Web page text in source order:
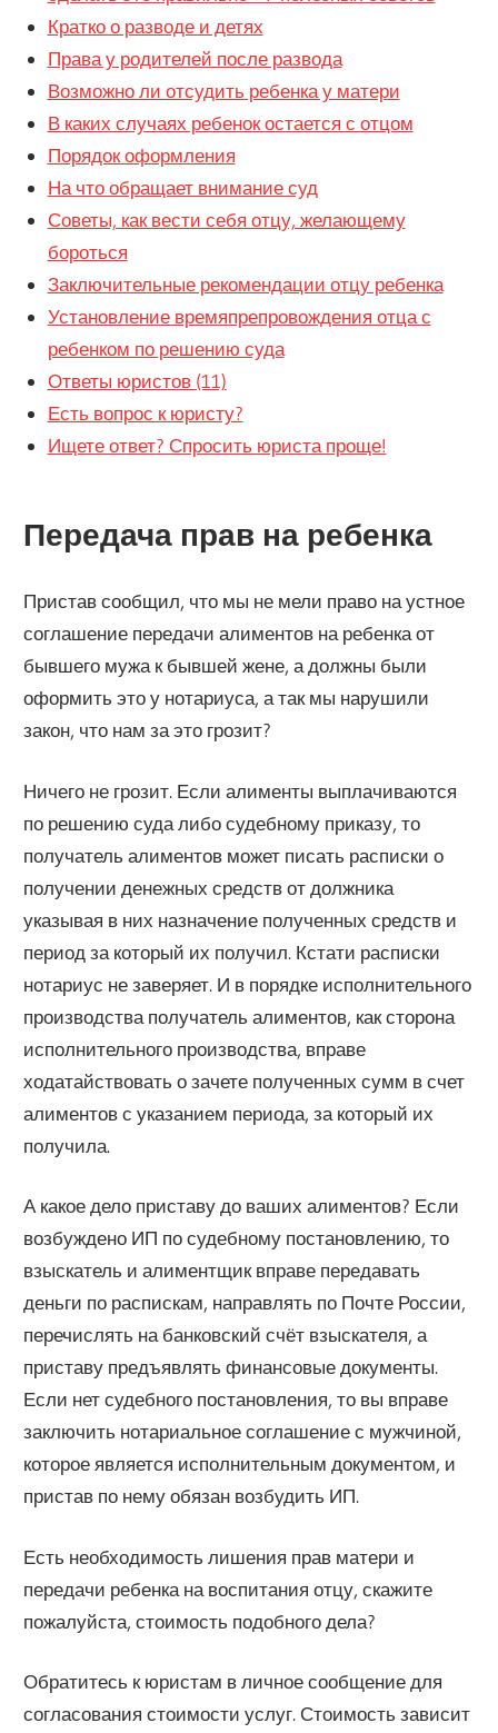
Кратко о разводе и детях
Права у родителей после развода
Возможно ли отсудить ребенка у матери
В каких случаях ребенок остается с отцом
Порядок оформления
На что обращает внимание суд
Советы, как вести себя отцу, желающему
бороться
Заключительные рекомендации отцу ребенка
Установление времяпрепровождения отца с
ребенком по решению суда
Ответы юристов (11)
Есть вопрос к юристу?
Ищете ответ? Спросить юриста проще!
Передача прав на ребенка
Пристав сообщил, что мы не мели право на устное
соглашение передачи алиментов на ребенка от
бывшего мужа к бывшей жене, а должны были
оформить это у нотариуса, а так мы нарушили
закон, что нам за это грозит?
Ничего не грозит. Если алименты выплачиваются
по решению суда либо судебному приказу, то
получатель алиментов может писать расписки о
получении денежных средств от должника
указывая в них назначение полученных средств и
период за который их получил. Кстати расписки
нотариус не заверяет. И в порядке исполнительного
производства получатель алиментов, как сторона
исполнительного производства, вправе
ходатайствовать о зачете полученных сумм в счет
алиментов с указанием периода, за который их
получила.
А какое дело приставу до ваших алиментов? Если
возбуждено ИП по судебному постановлению, то
взыскатель и алиментщик вправе передавать
деньги по распискам, направлять по Почте России,
перечислять на банковский счёт взыскателя, а
приставу предъявлять финансовые документы.
Если нет судебного постановления, то вы вправе
заключить нотариальное соглашение с мужчиной,
которое является исполнительным документом, и
пристав по нему обязан возбудить ИП.
Есть необходимость лишения прав матери и
передачи ребенка на воспитания отцу, скажите
пожалуйста, стоимость подобного дела?
Обратитесь к юристам в личное сообщение для
согласования стоимости услуг. Стоимость зависит